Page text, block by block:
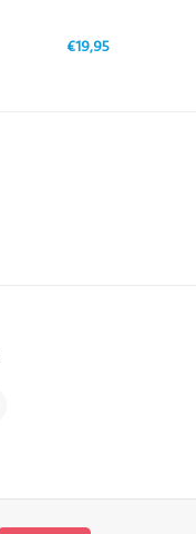
€19,95